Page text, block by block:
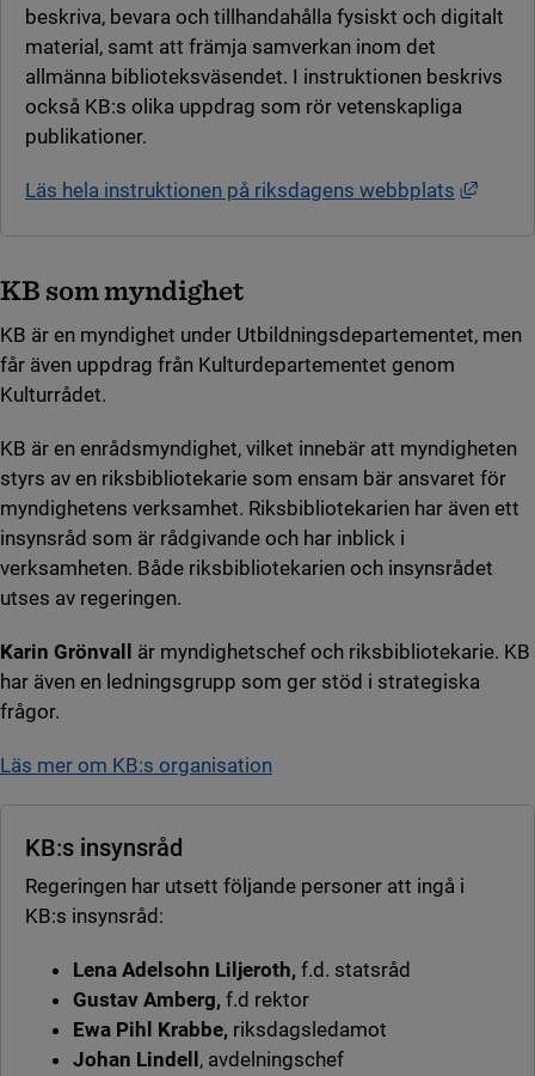
beskriva, bevara och tillhandahålla fysiskt och digitalt
material, samt att främja samverkan inom det
allmänna biblioteksväsendet. I instruktionen beskrivs
också KB:s olika uppdrag som rör vetenskapliga
publikationer.
Läs hela instruktionen på riksdagens webbplats Länk
KB som myndighet
KB är en myndighet under Utbildningsdepartementet, men
får även uppdrag från Kulturdepartementet genom
Kulturrådet.
KB är en enrådsmyndighet, vilket innebär att myndigheten
styrs av en riksbibliotekarie som ensam bär ansvaret för
myndighetens verksamhet. Riksbibliotekarien har även ett
insynsråd som är rådgivande och har inblick i
verksamheten. Både riksbibliotekarien och insynsrådet
utses av regeringen.
Karin Grönvall
är myndighetschef och riksbibliotekarie. KB
har även en ledningsgrupp som ger stöd i strategiska
frågor.
Läs mer om KB:s organisation
KB:s insynsråd
Regeringen har utsett följande personer att ingå i
KB:s insynsråd:
Lena Adelsohn Liljeroth, f.d. statsråd
Gustav Amberg, f.d rektor
Ewa Pihl Krabbe, riksdagsledamot
Johan Lindell , avdelningschef